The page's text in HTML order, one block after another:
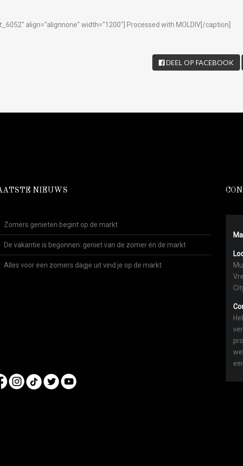
align="alignnone" width="1200"] Processed with MOLDIV[/caption]
DEEL OP FACEBOOK
NIEUWS
Zomers genieten begint op de markt
De vakantie is begonnen: geniet van de zomer én de markt
Alles voor een zomers dagje uit vind je op de markt